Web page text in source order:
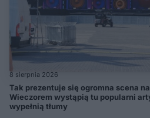
8 sierpnia 2026
Tak prezentuje się ogromna scena
Wieczorem wystąpią tu popularni
wypełnią tłumy